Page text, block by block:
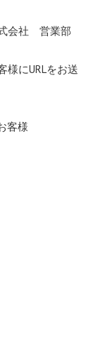
会社 営業部
様にURLをお送
客様